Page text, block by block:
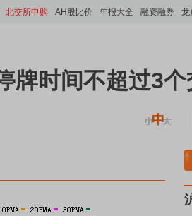
北交所申购 AH股比价 年报大全 融资融券 龙
牌时间不超过3个
A股估值分析全览